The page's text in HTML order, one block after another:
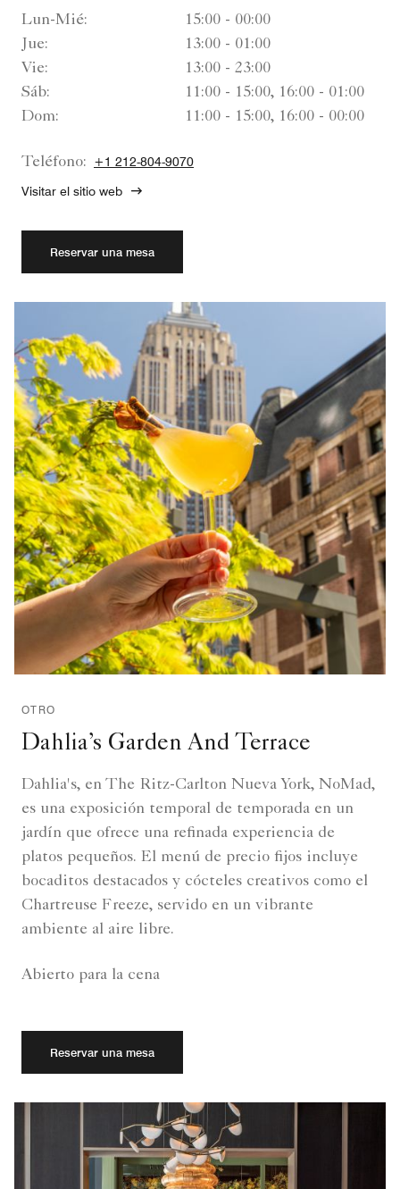
Lun-Mié:
15:00 - 00:00
Jue:
13:00 - 01:00
Vie:
13:00 - 23:00
Sáb:
11:00 - 15:00, 16:00 - 01:00
Dom:
11:00 - 15:00, 16:00 - 00:00
Teléfono: +1 212-804-9070
Visitar el sitio web
Reservar una mesa
OTRO
Dahlia’s Garden And Terrace
Dahlia's, en The Ritz-Carlton Nueva York, NoMad,
es una exposición temporal de temporada en un
jardín que ofrece una refinada experiencia de
platos pequeños. El menú de precio fijos incluye
bocaditos destacados y cócteles creativos como el
Chartreuse Freeze, servido en un vibrante
ambiente al aire libre.
Abierto para la cena
Reservar una mesa